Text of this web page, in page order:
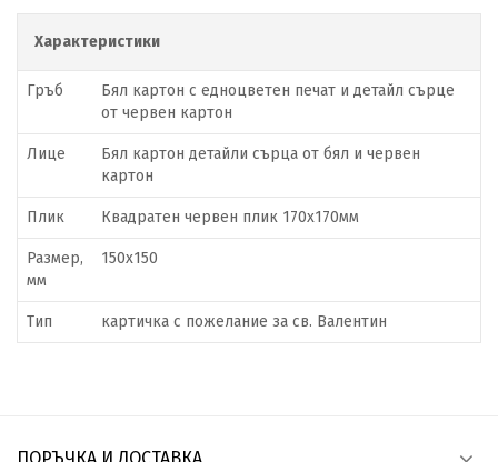
Характеристики
Гръб
Бял картон с едноцветен печат и детайл сърце
от червен картон
Лице
Бял картон детайли сърца от бял и червен
картон
Плик Квадратен червен плик 170х170мм
Размер,
мм
150х150
Тип картичка с пожелание за св. Валентин